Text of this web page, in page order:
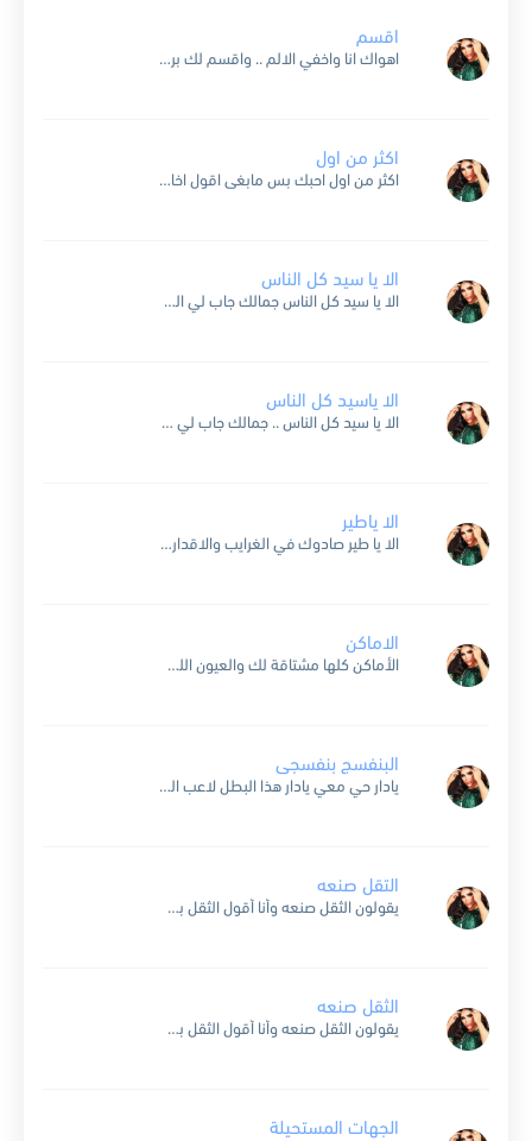
اقسم
اهواك انا واخفي الالم .. واقسم لك بربي قسم لا تغيب عنا ياغلا .. من فارق احبابه ظلم غلاك موجود واكيد .. ماجد في هذا جديد مادامك الحب الوحيد .....
اكثر من اول
اكثر من اول احبك بس مابغى اقول اخاف لو قلت تتغلى علي مره انا بصراحه احبك حب مو معقول اكبر دليل لغلاتك غيرتي مره شف دمعتي لهفتي حتى العيون تقول...
الا يا سيد كل الناس
الا يا سيد كل الناس جمالك جاب لي الوسواس سلب عقلي بدون قياس تفضل عندنا يا زين تفضل واشرب الشاهي بيالة شاهي ع الماشي ولا تسمع من الواشي دخيلك يا...
الا ياسيد كل الناس
الا يا سيد كل الناس .. جمالك جاب لي الوسواس سلب عقلي بدون قياس .. تفضل عندنا يا زين تفضل واشرب الشاهي .. بيالة شاهي ع الماشي ولا تسمع من...
الا ياطير
الا يا طير صادوك في الغرايب والاقدار لونك حذر يا طير ما كان يصادوك ناديت لك مره ومرات وامرار صاوختني وجاوبتهم يوم ينادوك .. اصرخ بعد واشكي ليه تحتار وتقولي...
الاماكن
الأماكن كلها مشتاقة لك والعيون اللي انرسم فيها خيالك والحنين اللي سرى بروحي وجالك ماهو بس انا حبيبي الاماكن كلها مشتاقة لك كل شي حولي يذكرني بشي حتى صوتي وضحكتي...
البنفسج بنفسجى
يادار حي معي يادار هذا البطل لاعب اللاعب هذا الزعيم ان هدأ او ثار اعصار بالخصم يتلاعب من حقه لو يبهر الانظار ويحول الحب له واجب حتى المثل في حضوره...
التقل صنعه
يقولون الثقل صنعه وأنا أقول الثقل بعدين أنا مافيني أتحمل أنا حقي أبيه الحين أبيها حاضر بحاضر ولاني منتظر باكر أنا يومه جرح قلبي صبرت وقلت أرد الدين تعبت أشيل...
الثقل صنعه
يقولون الثقل صنعه وأنا أقول الثقل بعدين أنا مافيني أتحمل أنا حقي أبيه الحين أبيها حاضر بحاضر ولاني منتظر باكر أنا يومه جرح قلبي صبرت وقلت أرد الدين تعبت أشيل...
الجهات المستحيلة